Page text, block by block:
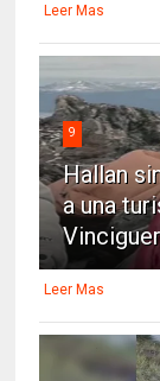
Leer Mas
9
Hallan
a una
Leer Mas